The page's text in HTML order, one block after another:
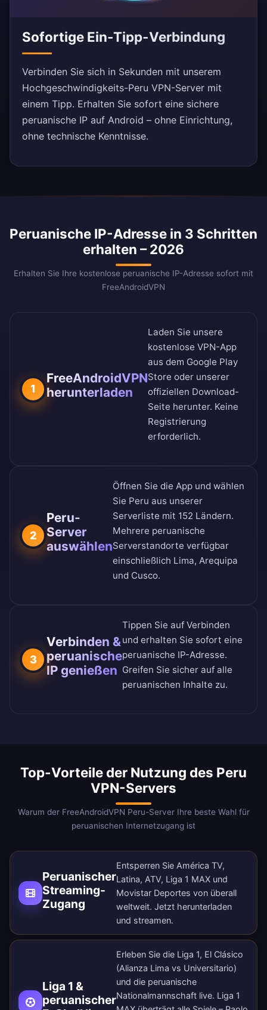
Sofortige Ein-Tipp-Verbindung
Verbinden Sie sich in Sekunden mit unserem
Hochgeschwindigkeits-Peru VPN-Server mit
einem Tipp. Erhalten Sie sofort eine sichere
peruanische IP auf Android – ohne Einrichtung,
ohne technische Kenntnisse.
Peruanische IP-Adresse in 3 Schritten
erhalten – 2026
Erhalten Sie Ihre kostenlose peruanische IP-Adresse sofort mit
FreeAndroidVPN
1
FreeAndroidVPN
herunterladen
Laden Sie unsere
kostenlose VPN-App
aus dem Google Play
Store oder unserer
offiziellen Download-
Seite herunter. Keine
Registrierung
erforderlich.
2
Peru-
Server
auswählen
Öffnen Sie die App und wählen
Sie Peru aus unserer
Serverliste mit 152 Ländern.
Mehrere peruanische
Serverstandorte verfügbar
einschließlich Lima, Arequipa
und Cusco.
3
Verbinden &
peruanische
IP genießen
Tippen Sie auf Verbinden
und erhalten Sie sofort eine
peruanische IP-Adresse.
Greifen Sie sicher auf alle
peruanischen Inhalte zu.
Top-Vorteile der Nutzung des Peru
VPN-Servers
Warum der FreeAndroidVPN Peru-Server Ihre beste Wahl für
peruanischen Internetzugang ist
Peruanischer
Streaming-
Zugang
Entsperren Sie América TV,
Latina, ATV, Liga 1 MAX und
Movistar Deportes von überall
weltweit. Jetzt herunterladen
und streamen.
Liga 1 &
peruanischer
Erleben Sie die Liga 1, El Clásico
(Alianza Lima vs Universitario)
und die peruanische
Nationalmannschaft live. Liga 1